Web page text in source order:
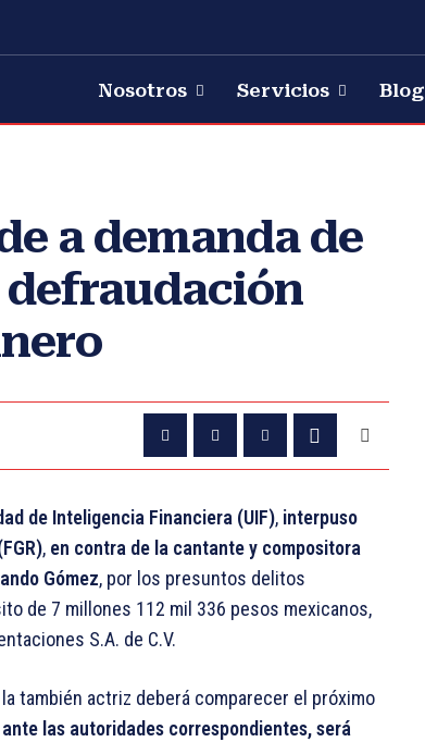
Nosotros Servicios Blog
a demanda de
defraudación
de Inteligencia Financiera (UIF), interpuso
, en contra de la cantante y compositora
Gómez, por los presuntos delitos
de 7 millones 112 mil 336 pesos mexicanos,
S.A. de C.V.
también actriz deberá comparecer el próximo
las autoridades correspondientes, será